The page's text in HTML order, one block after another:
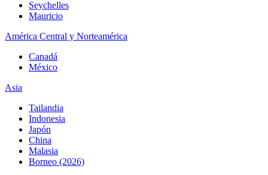
Seychelles
Mauricio
América Central y Norteamérica
Canadá
México
Asia
Tailandia
Indonesia
Japón
China
Malasia
Borneo (2026)